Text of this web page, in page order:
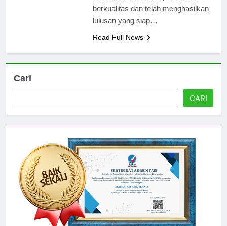
terbukti memberikan pendidikan
berkualitas dan telah menghasilkan
Cari
CARI